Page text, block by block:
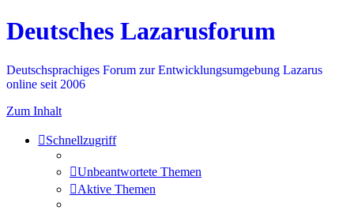
Deutsches Lazarusforum
Deutschsprachiges Forum zur Entwicklungsumgebung Lazarus
online seit 2006
Zum Inhalt
Schnellzugriff
Unbeantwortete Themen
Aktive Themen